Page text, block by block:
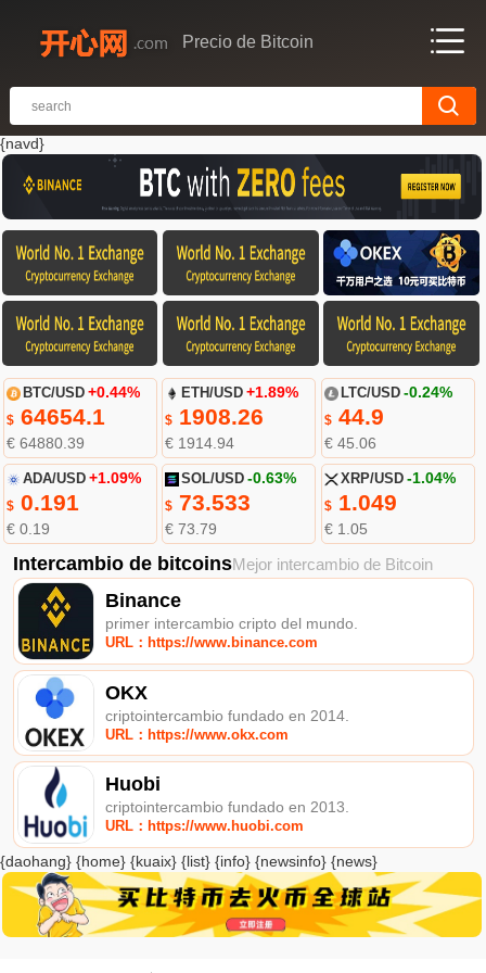
Precio de Bitcoin
{navd}
BTC/USD +0.44%
$64654.1
€ 64880.39
ETH/USD +1.89%
$ 1908.26
€ 1914.94
LTC/USD -0.24%
$44.9
€ 45.06
ADA/USD +1.09%
$0.191
€ 0.19
SOL/USD -0.63%
$ 73.533
€ 73.79
XRP/USD -1.04%
$1.049
€ 1.05
Intercambio de bitcoinsMejor intercambio de Bitcoin
Binance
primer intercambio cripto del mundo.
URL：https://www.binance.com
OKX
criptointercambio fundado en 2014.
URL：https://www.okx.com
Huobi
criptointercambio fundado en 2013.
URL：https://www.huobi.com
{daohang} {home} {kuaix} {list} {info} {newsinfo} {news}